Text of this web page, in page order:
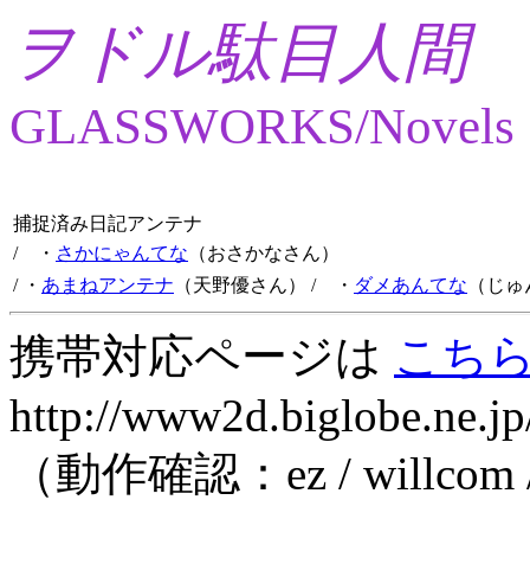
ヲドル駄目人間
GLASSWORKS/Novels
捕捉済み日記アンテナ
/ ・ さかにゃんてな （おさかなさん）
/ ・ あまねアンテナ （天野優さん） / ・ ダメあんてな （じ
携帯対応ページは こち
http://
（動作確認：ez /